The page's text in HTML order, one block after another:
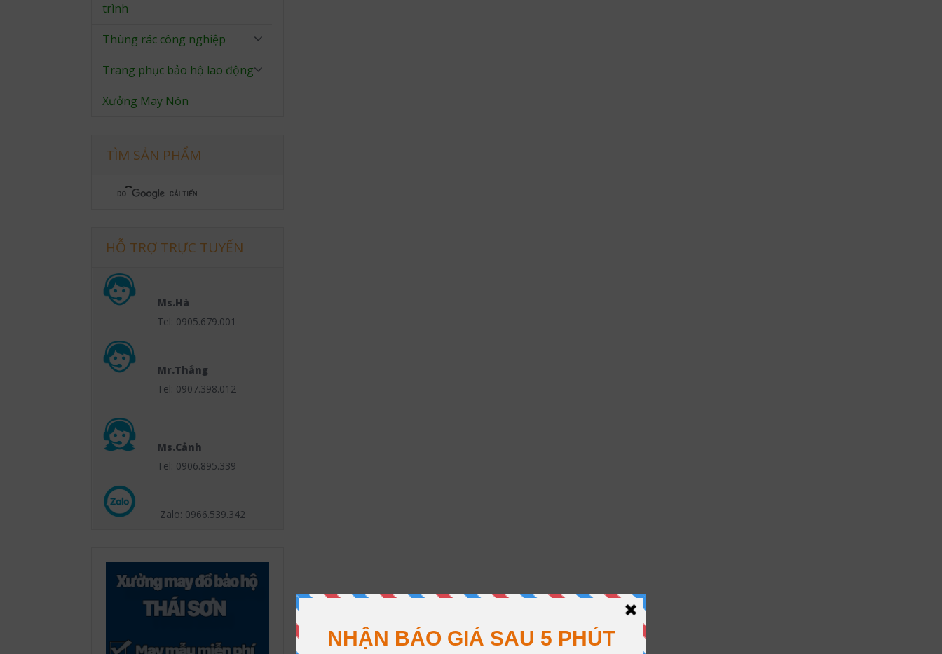
trình
Thùng rác công nghiệp
Trang phục bảo hộ lao động
Xưởng May Nón
TÌM SẢN PHẨM
HỖ TRỢ TRỰC TUYẾN
Ms.Hà
Tel: 0905.679.001
Mr.Thắng
Tel: 0907.398.012
Ms.Cảnh
Tel: 0906.895.339
Zalo: 0966.539.342